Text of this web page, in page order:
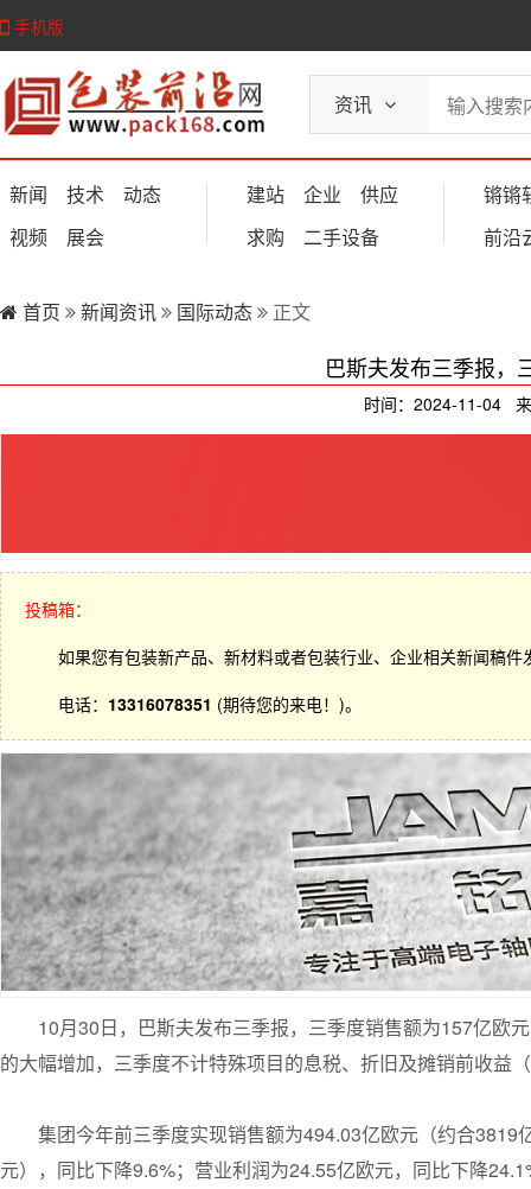
手机版
资讯
新闻 技术
动态
视频
展会
建站 企业
供应
求购
二手设备
锵锵
前沿
首页 新闻资讯 国际动态 正文
巴斯夫发布三季报，
时间：2024-11-04
投稿箱：
如果您有包装新产品、新材料或者包装行业、企业相关新闻稿
电话： 13316078351 (期待您的来电！)。
10月30日，巴斯夫发布三季报，三季度销售额为157亿欧
的大幅增加，三季度不计特殊项目的息税、折旧及摊销前收益
集团今年前三季度实现销售额为494.03亿欧元（约合
元），同比下降9.6%；营业利润为24.55亿欧元，同比下降